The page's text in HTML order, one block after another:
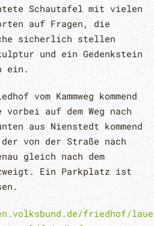
Schautafel mit vielen
auf Fragen, die
sicherlich stellen
und ein Gedenkstein
ein.
vom Kammweg kommend
vorbei auf dem Weg nach
aus Nienstedt kommend
von der Straße nach
gleich nach dem
Ein Parkplatz ist
friedhof/